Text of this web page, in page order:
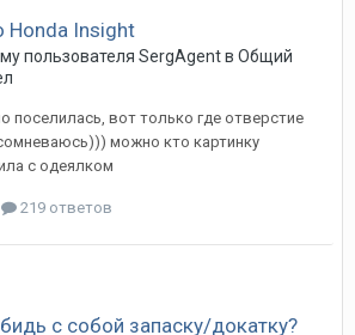
Honda Insight
пользователя SergAgentв Общий
поселилась, вот только где отверстие
можно кто картинку
с одеялком
219 ответов
с собой запаску/докатку?